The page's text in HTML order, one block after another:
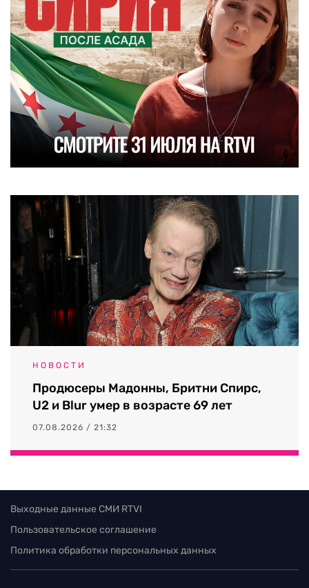
НОВОСТИ
Продюсеры Мадонны, Бритни Спирс,
U2 и Blur умер в возрасте 69 лет
07.08.2026 / 21:32
Выходные данные СМИ RTVI
Пользовательское соглашение
Политика обработки персональных данных